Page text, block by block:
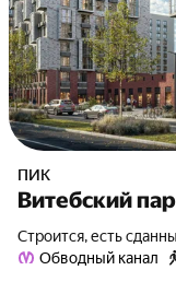
ПИК
Витебский
Строится, есть
Обводный канал